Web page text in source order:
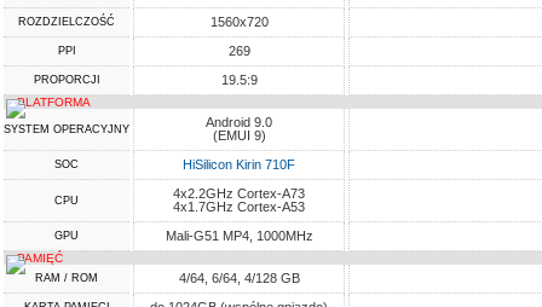
ROZDZIELCZOŚĆ 1560x720
PPI 269
PROPORCJI 19.5:9
PLATFORMA
SYSTEM OPERACYJNY
Android 9.0
(EMUI 9)
SOC HiSilicon Kirin 710F
CPU
4x2.2GHz Cortex-A73
4x1.7GHz Cortex-A53
GPU Mali-G51 MP4, 1000MHz
PAMIĘĆ
RAM / ROM 4/64, 6/64, 4/128 GB